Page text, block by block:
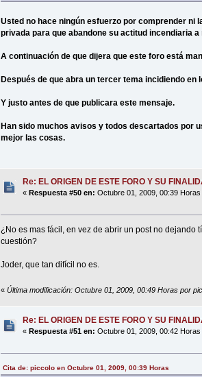
Usted no hace ningún esfuerzo por comprender ni
privada para que abandone su actitud incendiaria
A continuación de que dijera que este foro está
Después de que abra un tercer tema incidiendo en
Y justo antes de que publicara este mensaje.
Han sido muchos avisos y todos descartados por
mejor las cosas.
Re: EL ORIGEN DE ESTE FORO Y SU
«Respuesta #50 en: Octubre 01, 2009, 00:39 Horas
¿No es mas fácil, en vez de abrir un post no dejando
cuestión?
Joder, que tan difícil no es.
« Última modificación: Octubre 01, 2009, 00:49 Horas por
Re: EL ORIGEN DE ESTE FORO Y SU
«Respuesta #51 en: Octubre 01, 2009, 00:42 Horas
Cita de: piccolo en Octubre 01, 2009, 00:39 Horas